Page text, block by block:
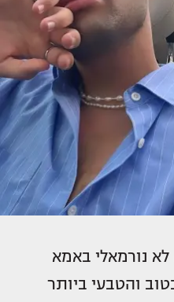
נורמאלי באמא
והטבעי ביותר